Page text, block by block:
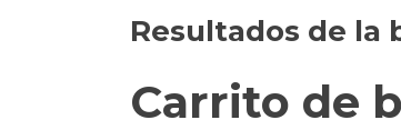
Resultados de la
Carrito de